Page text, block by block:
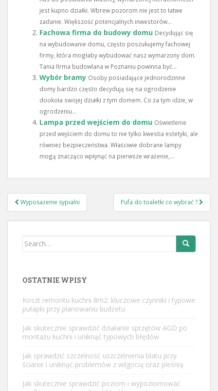
jest kupno działki. Wbrew pozorom nie jest to łatwe
zadanie. Większość potencjalnych inwestorów...
Fachowa firma do budowy domu Decydując się
na wybudowanie domu, często poszukujemy fachowej
firmy, która mogłaby wybudować nasz wymarzony dom.
Tania firma budowlana w Poznaniu powinna być...
Wybór bramy Osoby posiadające jednorodzinne
domy bardzo często decydują się na ogrodzenie
dookoła swojej działki z tym domem. Co za tym idzie, w
ogrodzeniu...
Lampa przed wejściem do domu Oświetlenie
przed wejściem do domu to nie tylko kwestia estetyki, ale
również bezpieczeństwa. Właściwie dobrane lampy
mogą znacząco wpłynąć na pierwsze wrażenie,...
Nawigacja
wpisu
Wyposażenie sypialni Pufa do toaletki co wybrać ?
Search
OSTATNIE WPISY
Koszt remontu kuchni 8m2: kluczowe czynniki i typowe
pułapki przy planowaniu budżetu
Jak skutecznie sprawdzić działanie sprzętów AGD po
montażu kuchni i uniknąć typowych błędów
Jak sprawdzić szczelność uszczelnienia blatu przy
ścianie i uniknąć problemów z wilgocią oraz pleśnią
Jak skutecznie sprawdzić poziom i wypoziomować